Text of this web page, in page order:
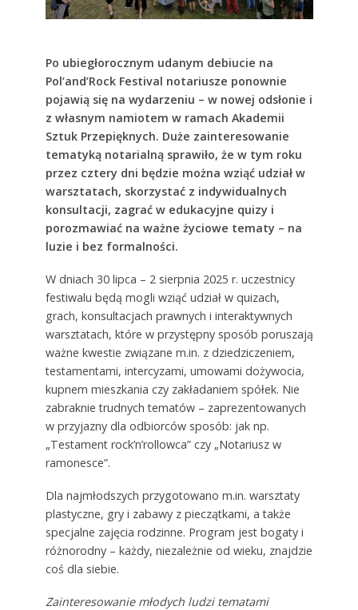
Po ubiegłorocznym udanym debiucie na
Pol’and’Rock Festival notariusze ponownie
pojawią się na wydarzeniu – w nowej odsłonie i
z własnym namiotem w ramach Akademii
Sztuk Przepięknych. Duże zainteresowanie
tematyką notarialną sprawiło, że w tym roku
przez cztery dni będzie można wziąć udział w
warsztatach, skorzystać z indywidualnych
konsultacji, zagrać w edukacyjne quizy i
porozmawiać na ważne życiowe tematy – na
luzie i bez formalności.
W dniach 30 lipca – 2 sierpnia 2025 r. uczestnicy
festiwalu będą mogli wziąć udział w quizach,
grach, konsultacjach prawnych i interaktywnych
warsztatach, które w przystępny sposób poruszają
ważne kwestie związane m.in. z dziedziczeniem,
testamentami, intercyzami, umowami dożywocia,
kupnem mieszkania czy zakładaniem spółek. Nie
zabraknie trudnych tematów – zaprezentowanych
w przyjazny dla odbiorców sposób: jak np.
„Testament rock’n’rollowca” czy „Notariusz w
ramonesce”.
Dla najmłodszych przygotowano m.in. warsztaty
plastyczne, gry i zabawy z pieczątkami, a także
specjalne zajęcia rodzinne. Program jest bogaty i
różnorodny – każdy, niezależnie od wieku, znajdzie
coś dla siebie.
Zainteresowanie młodych ludzi tematami